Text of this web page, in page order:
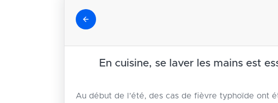
En cuisine, se laver les mains est
Au début de l’été, des cas de fièvre typhoïde ont